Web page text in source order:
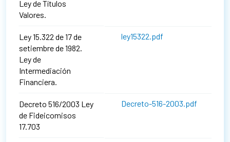
Ley de Títulos
Valores.
Ley 15.322 de 17 de
setiembre de 1982.
Ley de
Intermediación
Financiera.
ley15322.pdf
Decreto 516/2003 Ley
de Fideicomisos
17.703
Decreto-516-2003.pdf